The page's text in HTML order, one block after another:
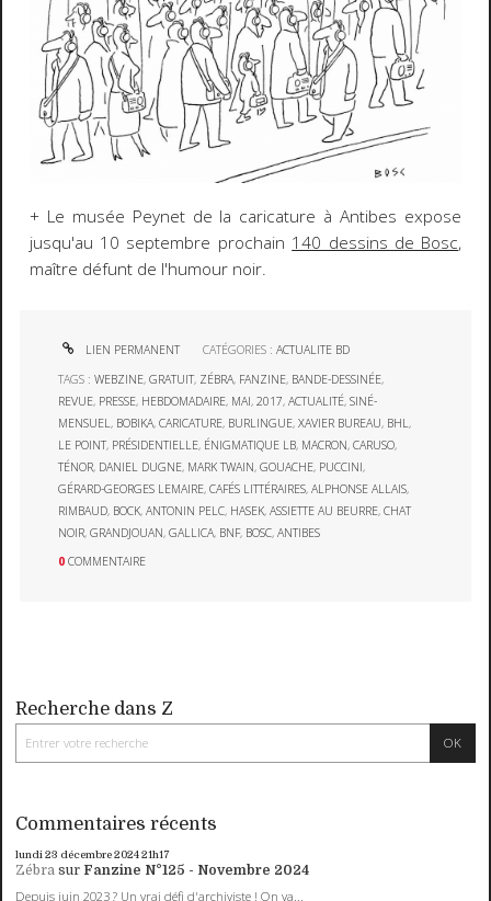
+ Le musée Peynet de la caricature à Antibes expose
jusqu'au 10 septembre prochain 140 dessins de Bosc,
maître défunt de l'humour noir.
LIEN PERMANENT CATÉGORIES :ACTUALITE BD
TAGS :WEBZINE,GRATUIT, ZÉBRA, FANZINE, BANDE-DESSINÉE,
REVUE, PRESSE, HEBDOMADAIRE, MAI,2017,ACTUALITÉ,SINÉ-
MENSUEL, BOBIKA,CARICATURE, BURLINGUE,XAVIER BUREAU, BHL,
LE POINT, PRÉSIDENTIELLE, ÉNIGMATIQUE LB, MACRON,CARUSO,
TÉNOR, DANIEL DUGNE, MARK TWAIN,GOUACHE, PUCCINI,
GÉRARD-GEORGES LEMAIRE,CAFÉS LITTÉRAIRES,ALPHONSE ALLAIS,
RIMBAUD, BOCK,ANTONIN PELC, HASEK,ASSIETTE AU BEURRE,CHAT
NOIR,GRANDJOUAN,GALLICA, BNF, BOSC,ANTIBES
0 COMMENTAIRE
Recherche dans Z
Commentaires récents
lundi 23 décembre 202421h17
Zébra sur Fanzine N°125 - Novembre 2024
Depuis juin 2023 ? Un vrai défi d'archiviste ! On va...